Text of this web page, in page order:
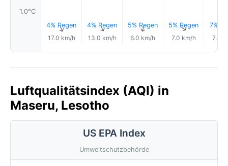
1.0°C
4% Regen
↑
17.0 km/h
4% Regen
↑
13.0 km/h
5% Regen
↑
6.0 km/h
5% Regen
↑
7.0 km/h
7%
7.0
Luftqualitätsindex (AQI) in
Maseru, Lesotho
US EPA Index
Umweltschutzbehörde